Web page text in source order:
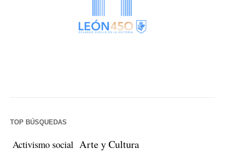
TOP BÚSQUEDAS
Activismo social Arte y Cultura